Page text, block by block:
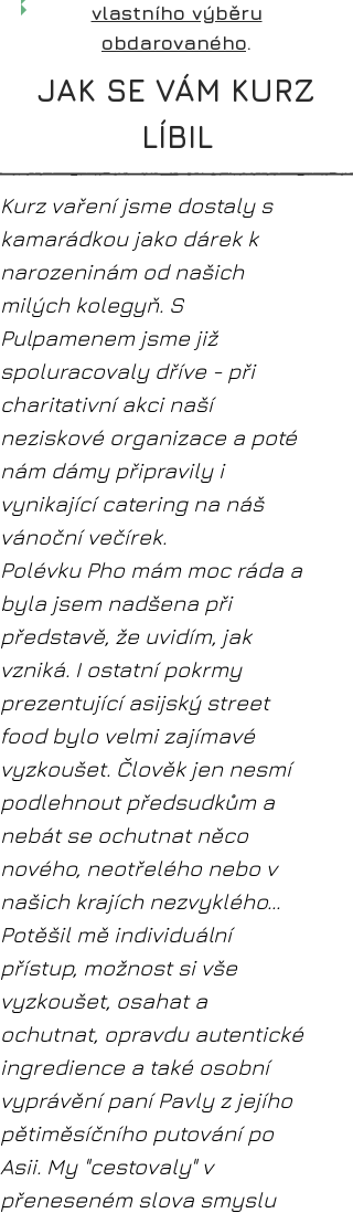
vlastního výběru
obdarovaného.
JAK SE VÁM KURZ
LÍBIL
Kurz vaření jsme dostaly s
kamarádkou jako dárek k
narozeninám od našich
milých kolegyň. S
Pulpamenem jsme již
spoluracovaly dříve - při
charitativní akci naší
neziskové organizace a poté
nám dámy připravily i
vynikající catering na náš
vánoční večírek.
Polévku Pho mám moc ráda a
byla jsem nadšena při
představě, že uvidím, jak
vzniká. I ostatní pokrmy
prezentující asijský street
food bylo velmi zajímavé
vyzkoušet. Člověk jen nesmí
podlehnout předsudkům a
nebát se ochutnat něco
nového, neotřelého nebo v
našich krajích nezvyklého...
Potěšil mě individuální
přístup, možnost si vše
vyzkoušet, osahat a
ochutnat, opravdu autentické
ingredience a také osobní
vyprávění paní Pavly z jejího
pětiměsíčního putování po
Asii. My "cestovaly" v
přeneseném slova smyslu